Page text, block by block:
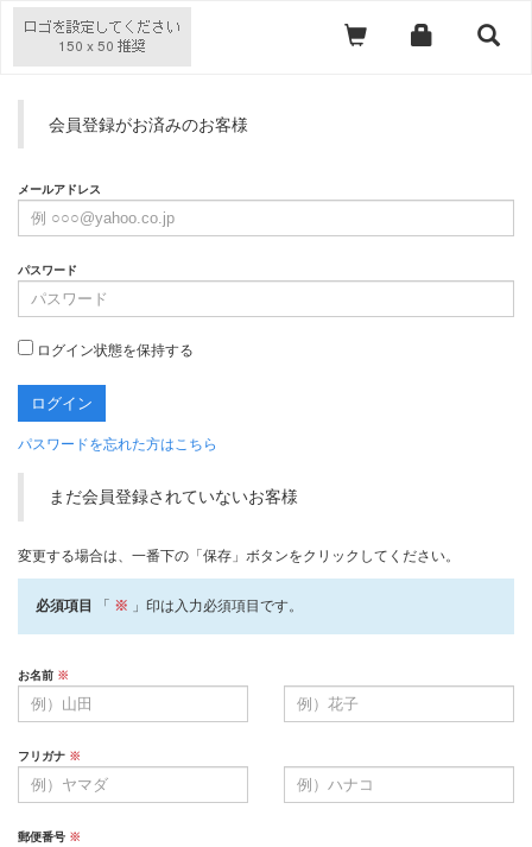
会員登録がお済みのお客様
メールアドレス
パスワード
ログイン状態を保持する
パスワードを忘れた方はこちら
まだ会員登録されていないお客様
変更する場合は、一番下の「保存」ボタンをクリックしてください。
必須項目 「 ※ 」印は入力必須項目です。
お名前 ※
フリガナ ※
郵便番号 ※